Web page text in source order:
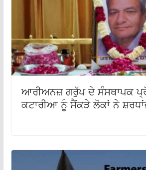
ਆਰੀਅਨਜ਼ ਗਰੁੱਪ ਦੇ ਸੰਸਥਾਪਕ
ਕਟਾਰੀਆ ਨੂੰ ਸੈਂਕੜੇ ਲੋਕਾਂ ਨੇ